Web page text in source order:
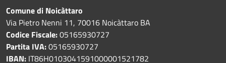
Comune di Noicàttaro
Via Pietro Nenni 11, 70016 Noicàttaro BA
Codice Fiscale:05165930727
Partita IVA:05165930727
IBAN: IT86H0103041591000001521782